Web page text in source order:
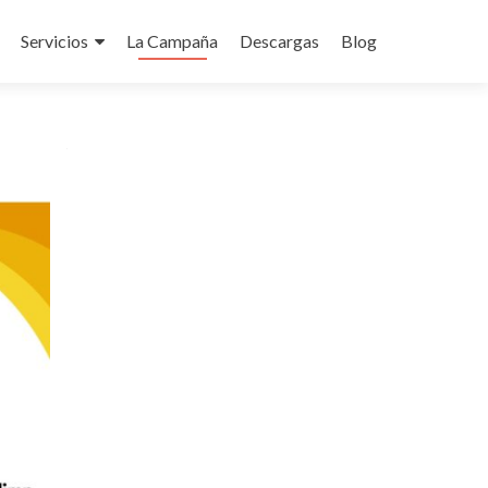
Servicios La Campaña Descargas Blog